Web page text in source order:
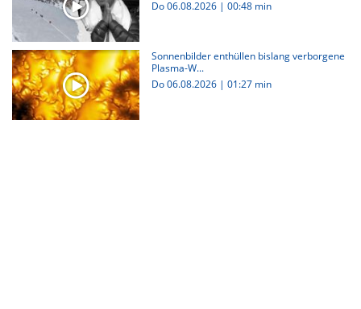
Do 06.08.2026 | 00:48 min
Sonnenbilder enthüllen bislang verborgene
Plasma-W...
Do 06.08.2026 | 01:27 min